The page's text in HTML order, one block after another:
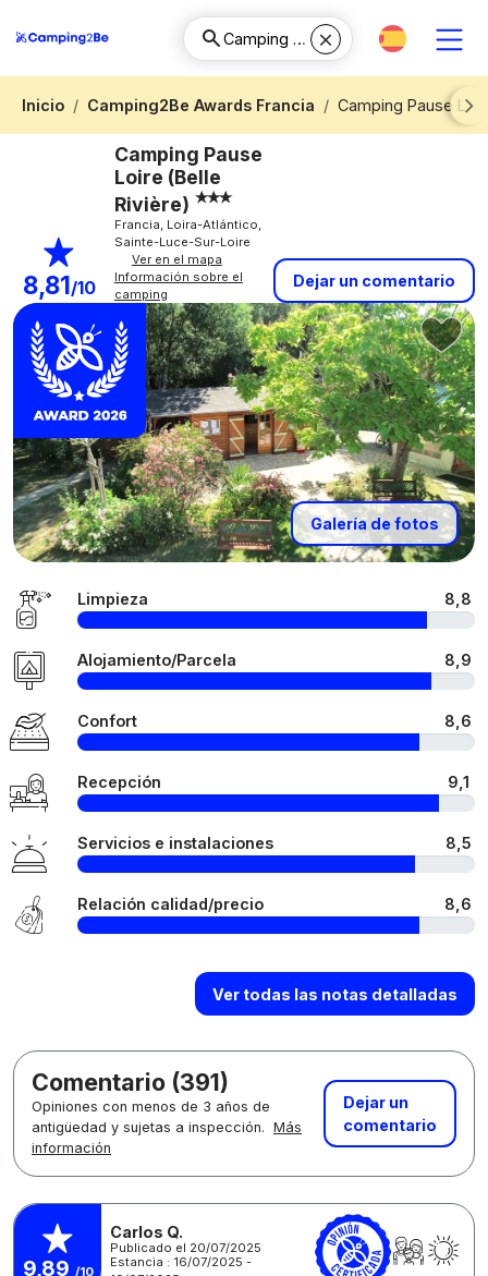
Inicio Camping2Be Awards Francia
Camping Pause
Next
8,81/10
Camping Pause
Loire (Belle
Rivière)
Francia, Loira-Atlántico,
Sainte-Luce-Sur-Loire
Ver en el mapa
Información sobre el
camping
Dejar un comentario
Galería de fotos
Limpieza 8,8
Alojamiento/Parcela 8,9
Confort 8,6
Recepción 9,1
Servicios e instalaciones 8,5
Relación calidad/precio 8,6
Ver todas las notas detalladas
Comentario (391)
Opiniones con menos de 3 años de
antigüedad y sujetas a inspección. Más
información
Dejar un
comentario
9,89 /10
Carlos Q.
Publicado el 20/07/2025
Estancia : 16/07/2025 -